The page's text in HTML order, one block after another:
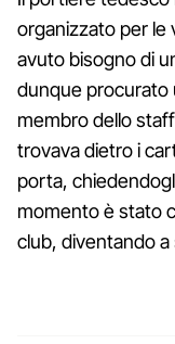
organizzato per le
avuto bisogno di
dunque procurato
membro dello
trovava dietro i
porta,
momento è stato
club, diventando a